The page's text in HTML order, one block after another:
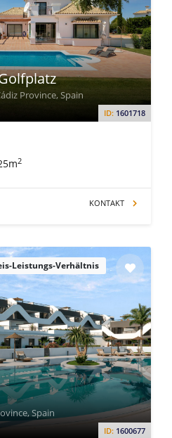
ID: 1601718
Province, Spain
2
KONTAKT
Leistungs-Verhältnis
ID: 1600677
Spain